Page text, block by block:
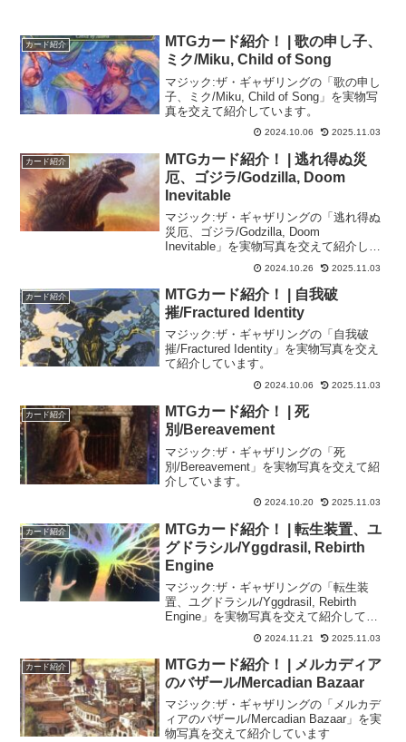
カード紹介
MTGカード紹介！ | 歌の申し子、
ミク/Miku, Child of Song
マジック:ザ・ギャザリングの「歌の申し
子、ミク/Miku, Child of Song」を実物写
真を交えて紹介しています。
2024.10.06 2025.11.03
カード紹介
MTGカード紹介！ | 逃れ得ぬ災
厄、ゴジラ/Godzilla, Doom
Inevitable
マジック:ザ・ギャザリングの「逃れ得ぬ
災厄、ゴジラ/Godzilla, Doom
Inevitable」を実物写真を交えて紹介して
2024.10.26 2025.11.03
カード紹介
MTGカード紹介！ | 自我破
摧/Fractured Identity
マジック:ザ・ギャザリングの「自我破
摧/Fractured Identity」を実物写真を交え
て紹介しています。
2024.10.06 2025.11.03
カード紹介
MTGカード紹介！ | 死
別/Bereavement
マジック:ザ・ギャザリングの「死
別/Bereavement」を実物写真を交えて紹
介しています。
2024.10.20 2025.11.03
カード紹介
MTGカード紹介！ | 転生装置、ユ
グドラシル/Yggdrasil, Rebirth
Engine
マジック:ザ・ギャザリングの「転生装
置、ユグドラシル/Yggdrasil, Rebirth
Engine」を実物写真を交えて紹介してい
2024.11.21 2025.11.03
カード紹介
MTGカード紹介！ | メルカディア
のバザール/Mercadian Bazaar
マジック:ザ・ギャザリングの「メルカデ
ィアのバザール/Mercadian Bazaar」を実
物写真を交えて紹介しています